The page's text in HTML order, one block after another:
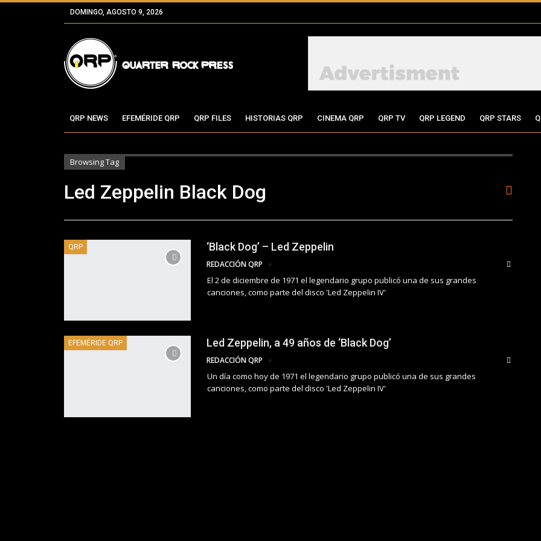
DOMINGO, AGOSTO 9, 2026
QRP NEWS EFEMÉRIDE QRP QRP FILES HISTORIAS QRP CINEMA QRP QRP TV QRP LEGEND QRP STARS
Browsing Tag
Led Zeppelin Black Dog
QRP ‘Black Dog’ – Led Zeppelin
REDACCIÓN QRP
El 2 de diciembre de 1971 el legendario grupo publicó una de sus grandes
canciones, como parte del disco 'Led Zeppelin IV'
EFEMÉRIDE QRP Led Zeppelin, a 49 años de ‘Black Dog’
REDACCIÓN QRP
Un día como hoy de 1971 el legendario grupo publicó una de sus grandes
canciones, como parte del disco 'Led Zeppelin IV'